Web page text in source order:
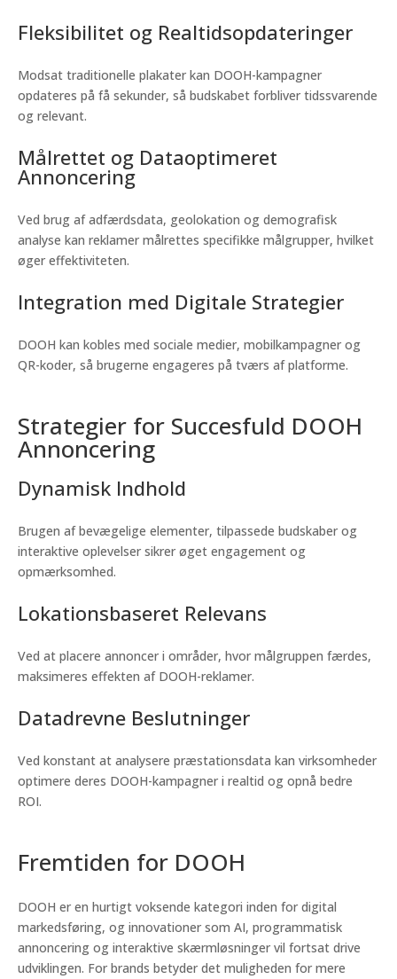
Fleksibilitet og Realtidsopdateringer
Modsat traditionelle plakater kan DOOH-kampagner
opdateres på få sekunder, så budskabet forbliver tidssvarende
og relevant.
Målrettet og Dataoptimeret
Annoncering
Ved brug af adfærdsdata, geolokation og demografisk
analyse kan reklamer målrettes specifikke målgrupper, hvilket
øger effektiviteten.
Integration med Digitale Strategier
DOOH kan kobles med sociale medier, mobilkampagner og
QR-koder, så brugerne engageres på tværs af platforme.
Strategier for Succesfuld DOOH
Annoncering
Dynamisk Indhold
Brugen af bevægelige elementer, tilpassede budskaber og
interaktive oplevelser sikrer øget engagement og
opmærksomhed.
Lokationsbaseret Relevans
Ved at placere annoncer i områder, hvor målgruppen færdes,
maksimeres effekten af DOOH-reklamer.
Datadrevne Beslutninger
Ved konstant at analysere præstationsdata kan virksomheder
optimere deres DOOH-kampagner i realtid og opnå bedre
ROI.
Fremtiden for DOOH
DOOH er en hurtigt voksende kategori inden for digital
markedsføring, og innovationer som AI, programmatisk
annoncering og interaktive skærmløsninger vil fortsat drive
udviklingen. For brands betyder det muligheden for mere